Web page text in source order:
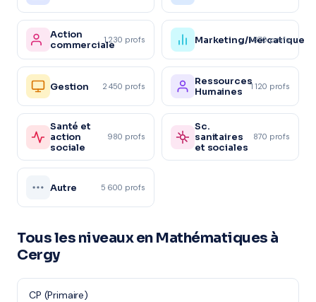
Action
commerciale1 230 profs Marketing/Mercatique
1 870 profs
Gestion 2 450 profs
Ressources
Humaines
1 120 profs
Santé et
action
sociale
980 profs
Sc.
sanitaires
et sociales
870 profs
Autre 5 600 profs
Tous les niveaux en Mathématiques à
Cergy
CP (Primaire)